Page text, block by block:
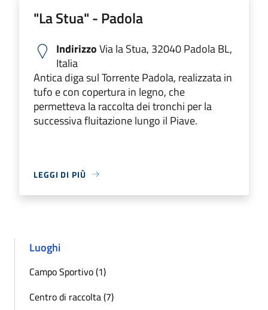
"La Stua" - Padola
IndirizzoVia la Stua, 32040 Padola BL,
Italia
Antica diga sul Torrente Padola, realizzata in
tufo e con copertura in legno, che
permetteva la raccolta dei tronchi per la
successiva fluitazione lungo il Piave.
LEGGI DI PIÙ
Luoghi
Campo Sportivo (1)
Centro di raccolta (7)